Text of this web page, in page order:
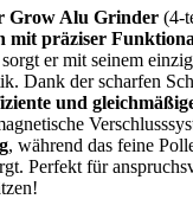
Grow Alu Grinder (4-
mit präziser
er mit seinem
Dank der scharfen
und
, während das feine
Perfekt für